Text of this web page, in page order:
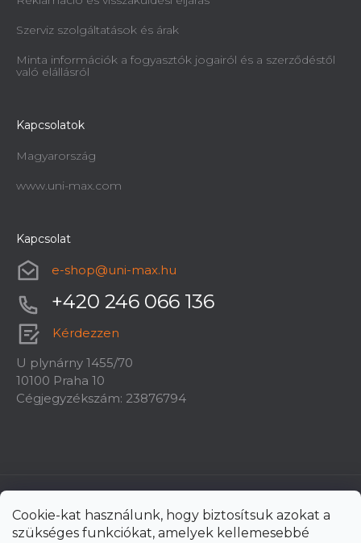
Cookie-kat használunk, hogy biztosítsuk azokat a
szükséges funkciókat, amelyek kellemesebbé
Szerviz szolgáltatások és árak
Minta információk a fogyasztók jogairól és a szerződéstől
való elállásról
Kapcsolatok
Magyarország
www.uni-max.com
Kapcsolat
e-shop@uni-max.hu
+420 246 066 136
Kérdezzen
U plynárny 1455/70
10100 Praha 10
Cégjegyzékszám: 23876794